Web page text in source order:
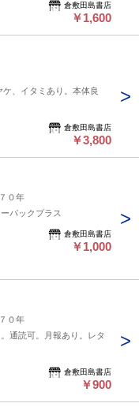
倉敷田島書店
￥1,600
、イタミあり。本体良
倉敷田島書店
￥3,800
０年
パックプラス
倉敷田島書店
￥1,000
０年
通読可。月報あり。レタ
倉敷田島書店
￥900